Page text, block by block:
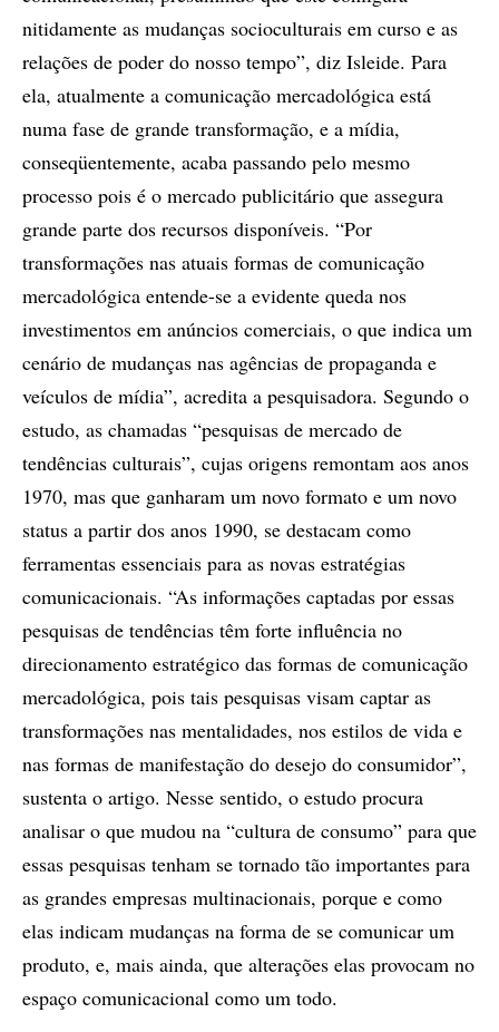
nitidamente as mudanças socioculturais em curso e as
relações de poder do nosso tempo”, diz Isleide. Para
ela, atualmente a comunicação mercadológica está
numa fase de grande transformação, e a mídia,
conseqüentemente, acaba passando pelo mesmo
processo pois é o mercado publicitário que assegura
grande parte dos recursos disponíveis. “Por
transformações nas atuais formas de comunicação
mercadológica entende-se a evidente queda nos
investimentos em anúncios comerciais, o que indica um
cenário de mudanças nas agências de propaganda e
veículos de mídia”, acredita a pesquisadora. Segundo o
estudo, as chamadas “pesquisas de mercado de
tendências culturais”, cujas origens remontam aos anos
1970, mas que ganharam um novo formato e um novo
status a partir dos anos 1990, se destacam como
ferramentas essenciais para as novas estratégias
comunicacionais. “As informações captadas por essas
pesquisas de tendências têm forte influência no
direcionamento estratégico das formas de comunicação
mercadológica, pois tais pesquisas visam captar as
transformações nas mentalidades, nos estilos de vida e
nas formas de manifestação do desejo do consumidor”,
sustenta o artigo. Nesse sentido, o estudo procura
analisar o que mudou na “cultura de consumo” para que
essas pesquisas tenham se tornado tão importantes para
as grandes empresas multinacionais, porque e como
elas indicam mudanças na forma de se comunicar um
produto, e, mais ainda, que alterações elas provocam no
espaço comunicacional como um todo.